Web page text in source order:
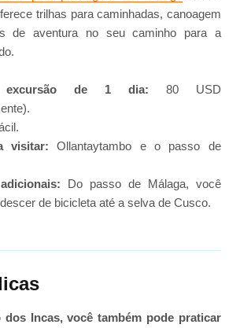
trilhas para caminhadas, canoagem
de aventura no seu caminho para a
de 1 dia: 80 USD
visitar: Ollantaytambo e o passo de
Do passo de Málaga, você
de bicicleta até a selva de Cusco.
dos Incas, você também pode praticar